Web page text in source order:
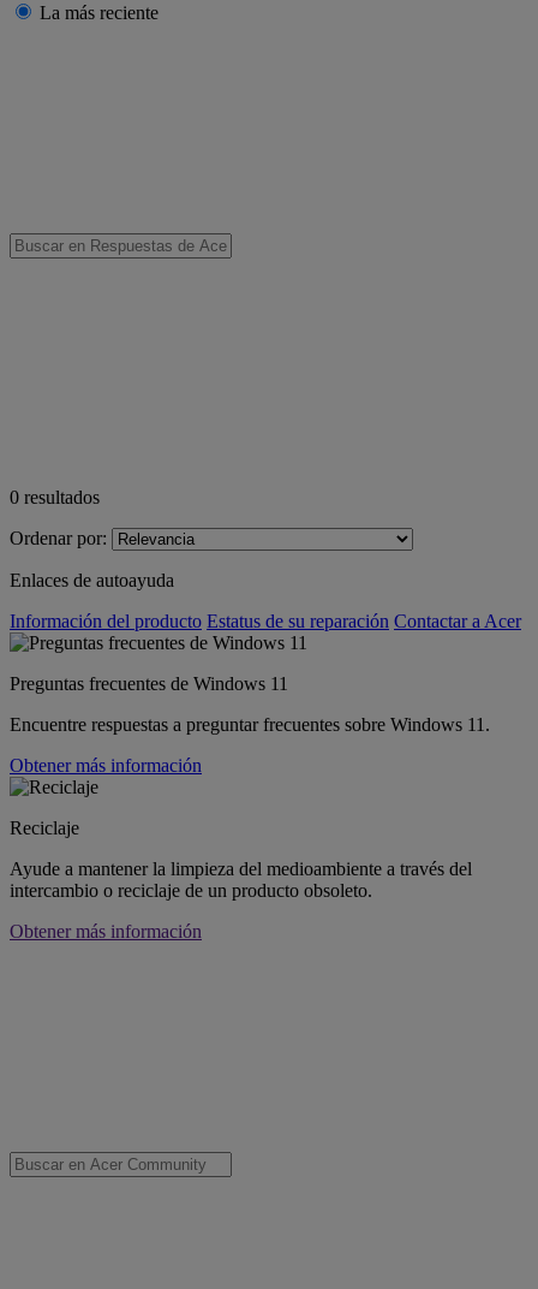
La más reciente
0 resultados
Ordenar por:
Enlaces de autoayuda
Información del producto Estatus de su reparación Contactar a Acer
Preguntas frecuentes de Windows 11
Encuentre respuestas a preguntar frecuentes sobre Windows 11.
Obtener más información
Reciclaje
Ayude a mantener la limpieza del medioambiente a través del
intercambio o reciclaje de un producto obsoleto.
Obtener más información